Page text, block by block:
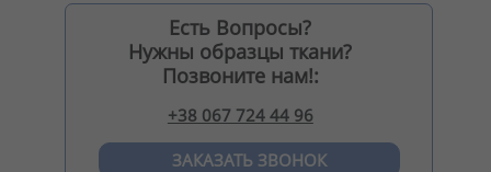
Есть Вопросы?
Нужны образцы ткани?
Позвоните нам!:
+38 067 724 44 96
ЗАКАЗАТЬ ЗВОНОК